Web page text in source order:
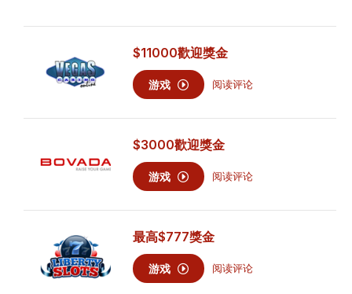
$11000歡迎獎金
游戏 阅读评论
$3000歡迎獎金
游戏 阅读评论
最高$777獎金
游戏 阅读评论